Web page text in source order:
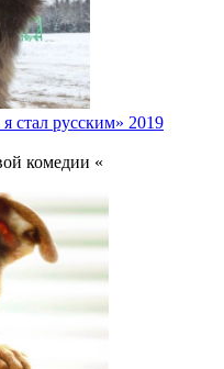
стал русским» 2019
комедии «